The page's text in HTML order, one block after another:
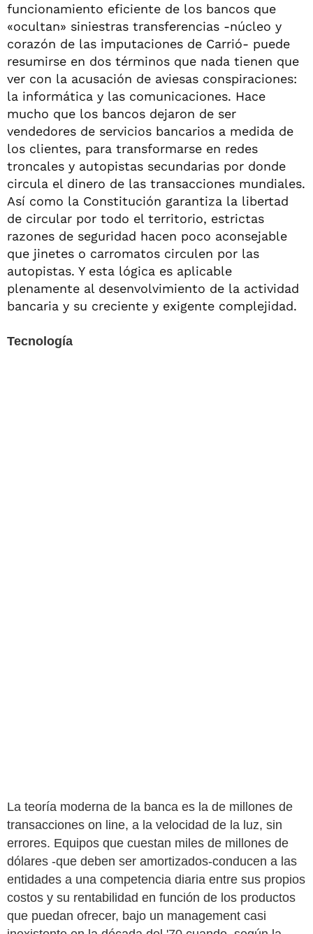
funcionamiento eficiente de los bancos que
«ocultan» siniestras transferencias -núcleo y
corazón de las imputaciones de Carrió- puede
resumirse en dos términos que nada tienen que
ver con la acusación de aviesas conspiraciones:
la informática y las comunicaciones. Hace
mucho que los bancos dejaron de ser
vendedores de servicios bancarios a medida de
los clientes, para transformarse en redes
troncales y autopistas secundarias por donde
circula el dinero de las transacciones mundiales.
Así como la Constitución garantiza la libertad
de circular por todo el territorio, estrictas
razones de seguridad hacen poco aconsejable
que jinetes o carromatos circulen por las
autopistas. Y esta lógica es aplicable
plenamente al desenvolvimiento de la actividad
bancaria y su creciente y exigente complejidad.
Tecnología
La teoría moderna de la banca es la de millones de
transacciones on line, a la velocidad de la luz, sin
errores. Equipos que cuestan miles de millones de
dólares -que deben ser amortizados-conducen a las
entidades a una competencia diaria entre sus propios
costos y su rentabilidad en función de los productos
que puedan ofrecer, bajo un management casi